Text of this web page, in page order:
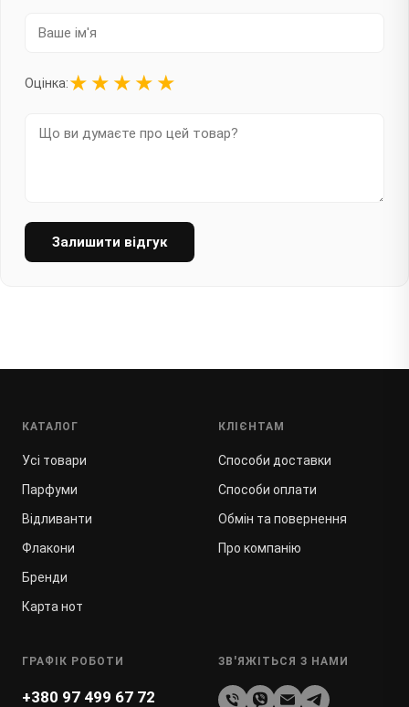
Оцінка:★ ★ ★ ★ ★
Залишити відгук
КАТАЛОГ
Усі товари
Парфуми
Відливанти
Флакони
Бренди
Карта нот
КЛІЄНТАМ
Способи доставки
Способи оплати
Обмін та повернення
Про компанію
ГРАФІК РОБОТИ
+380 97 499 67 72
ЗВ'ЯЖІТЬСЯ З НАМИ